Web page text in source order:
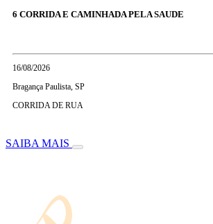
6 CORRIDA E CAMINHADA PELA SAUDE
16/08/2026
Bragança Paulista, SP
CORRIDA DE RUA
SAIBA MAIS